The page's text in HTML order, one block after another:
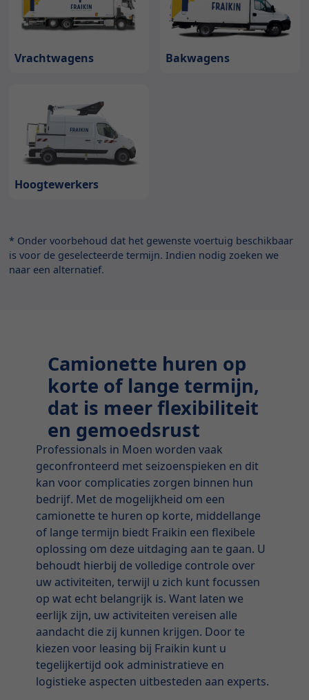
Vrachtwagens Bakwagens
Hoogtewerkers
* Onder voorbehoud dat het gewenste voertuig beschikbaar
is voor de geselecteerde termijn. Indien nodig zoeken we
naar een alternatief.
Camionette huren op
korte of lange termijn,
dat is meer flexibiliteit
en gemoedsrust
Professionals in Moen worden vaak
geconfronteerd met seizoenspieken en dit
kan voor complicaties zorgen binnen hun
bedrijf. Met de mogelijkheid om een
camionette te huren op korte, middellange
of lange termijn biedt Fraikin een flexibele
oplossing om deze uitdaging aan te gaan. U
behoudt hierbij de volledige controle over
uw activiteiten, terwijl u zich kunt focussen
op wat echt belangrijk is. Want laten we
eerlijk zijn, uw activiteiten vereisen alle
aandacht die zij kunnen krijgen. Door te
kiezen voor leasing bij Fraikin kunt u
tegelijkertijd ook administratieve en
logistieke aspecten uitbesteden aan experts.